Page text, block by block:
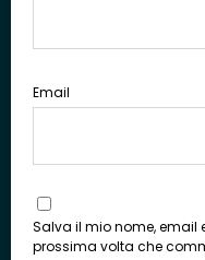
Email
Salva il mio nome, email
prossima volta che